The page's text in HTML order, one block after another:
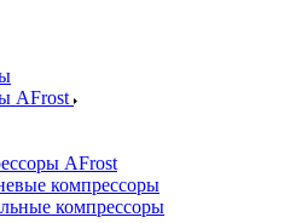
AFrost
AFrost
компрессоры
компрессоры